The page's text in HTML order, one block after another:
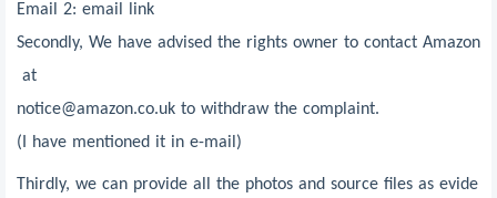
Email 2: email link
Secondly, We have advised the rights owner to contact Amazon
at
notice@amazon.co.uk to withdraw the complaint.
(I have mentioned it in e-mail)
Thirdly, we can provide all the photos and source files as evide